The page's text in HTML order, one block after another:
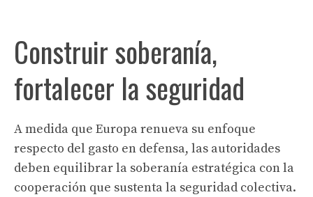
Construir soberanía,
fortalecer la seguridad
A medida que Europa renueva su enfoque
respecto del gasto en defensa, las autoridades
deben equilibrar la soberanía estratégica con la
cooperación que sustenta la seguridad colectiva.